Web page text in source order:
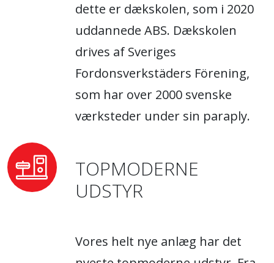
dette er dækskolen, som i 2020
uddannede ABS. Dækskolen
drives af Sveriges
Fordonsverkstäders Förening,
som har over 2000 svenske
værksteder under sin paraply.
TOPMODERNE
UDSTYR
Vores helt nye anlæg har det